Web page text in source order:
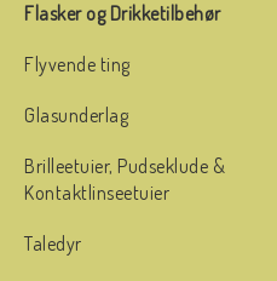
Flasker og Drikketilbehør
Flyvende ting
Glasunderlag
Brilleetuier, Pudseklude &
Kontaktlinseetuier
Taledyr